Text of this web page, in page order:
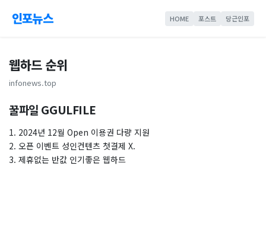
인포뉴스 HOME 포스트 당근인포
웹하드 순위
infonews.top
꿀파일 GGULFILE
1. 2024년 12월 Open 이용권 다량 지원
2. 오픈 이벤트 성인컨텐츠 첫결제 X.
3. 제휴없는 반값 인기좋은 웹하드